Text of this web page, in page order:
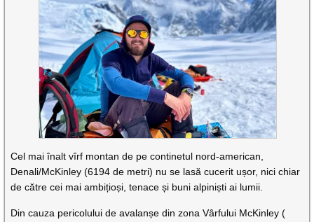
Cel mai înalt vîrf montan de pe continetul nord-american,
Denali/McKinley (6194 de metri) nu se lasă cucerit ușor, nici chiar
de către cei mai ambițioși, tenace și buni alpiniști ai lumii.
Din cauza pericolului de avalanșe din zona Vârfului McKinley (